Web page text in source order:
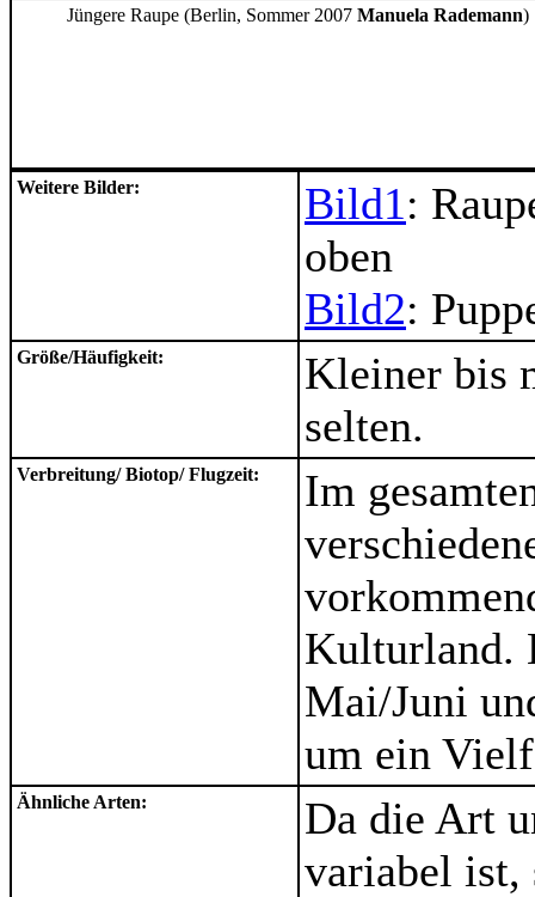
Jüngere Raupe (Berlin, Sommer 2007 Manuela Rademann)
Weitere Bilder: Bild1:
oben
Bild2:
Größe/Häufigkeit:
Kleiner bis
selten.
Verbreitung/ Biotop/ Flugzeit:
Im
Kulturland.
Mai/Juni
um ein
Ähnliche Arten:
Da die Art
variabel ist,